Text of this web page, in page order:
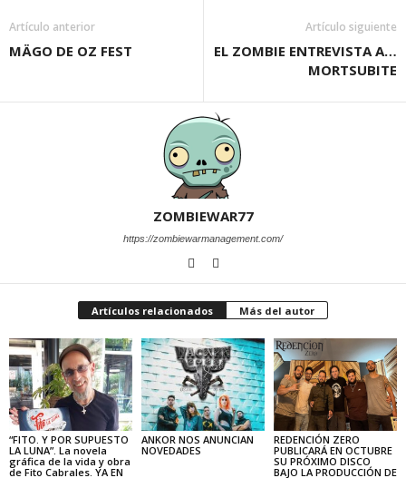
Artículo anterior
MÄGO DE OZ FEST
Artículo siguiente
EL ZOMBIE ENTREVISTA A…
MORTSUBITE
ZOMBIEWAR77
https://zombiewarmanagement.com/
Artículos relacionados Más del autor
“FITO. Y POR SUPUESTO
LA LUNA”. La novela
gráfica de la vida y obra
de Fito Cabrales. YA EN
ANKOR NOS ANUNCIAN
NOVEDADES
REDENCIÓN ZERO
PUBLICARÁ EN OCTUBRE
SU PRÓXIMO DISCO
BAJO LA PRODUCCIÓN DE